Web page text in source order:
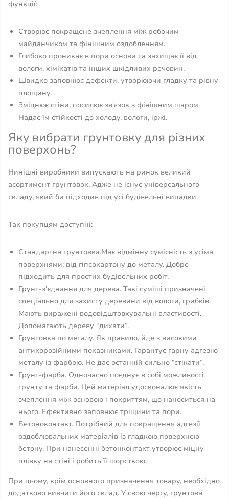
функції:
Створює покращене зчеплення між робочим
майданчиком та фінішним оздобленням.
Глибоко проникає в пори основи та захищає її від
вологи, хімікатів та інших шкідливих речовин.
Швидко заповнює дефекти, утворюючи гладку та рівну
площину.
Зміцнює стіни, посилює зв'язок з фінішним шаром.
Надає їм стійкості до холоду, вологи, іржі.
Яку вибрати грунтовку для різних
поверхонь?
Нинішні виробники випускають на ринок великий
асортимент грунтовок. Адже не існує універсального
складу, який би підходив під усі будівельні випадки.
Так покупцям доступні:
Стандартна грунтовка.Має відмінну сумісність з усіма
поверхнями: від гіпсокартону до металу. Добре
підходить для простих будівельних робіт.
Грунт-з'єднання для дерева. Такі суміші призначені
спеціально для захисту деревини від вологи, грибків.
Мають виражені водовідштовхувальні властивості.
Допомагають дереву “дихати”.
Грунтовка по металу. Як правило, йде з високими
антикорозійними показниками. Гарантує гарну адгезію
металу із фарбою. Не дає останній сильно “стікати”.
Грунт-фарба. Одночасно поєднує в собі можливості
ґрунту та фарби. Цей матеріал удосконалює якість
зчеплення між основою і покриттям, що наноситься на
нього. Ефективно заповнює тріщини та пори.
Бетоноконтакт. Потрібний для покращення адгезії
оздоблювальних матеріалів із гладкою поверхнею
бетону. При нанесенні бетонконтакт утворює міцну
плівку на стіні і робить її шорсткою.
При цьому, крім основного призначення товару, необхідно
додатково вивчити його склад. У свою чергу, грунтова